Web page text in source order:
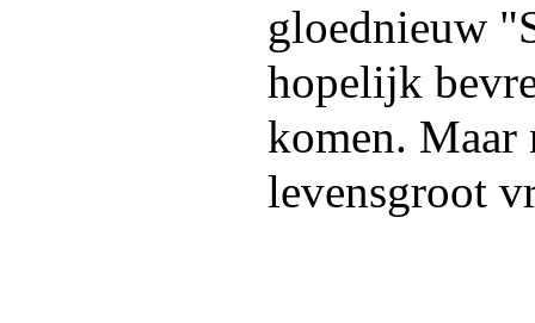
gloednieuw
hopelijk
komen. Maar
levensgroot